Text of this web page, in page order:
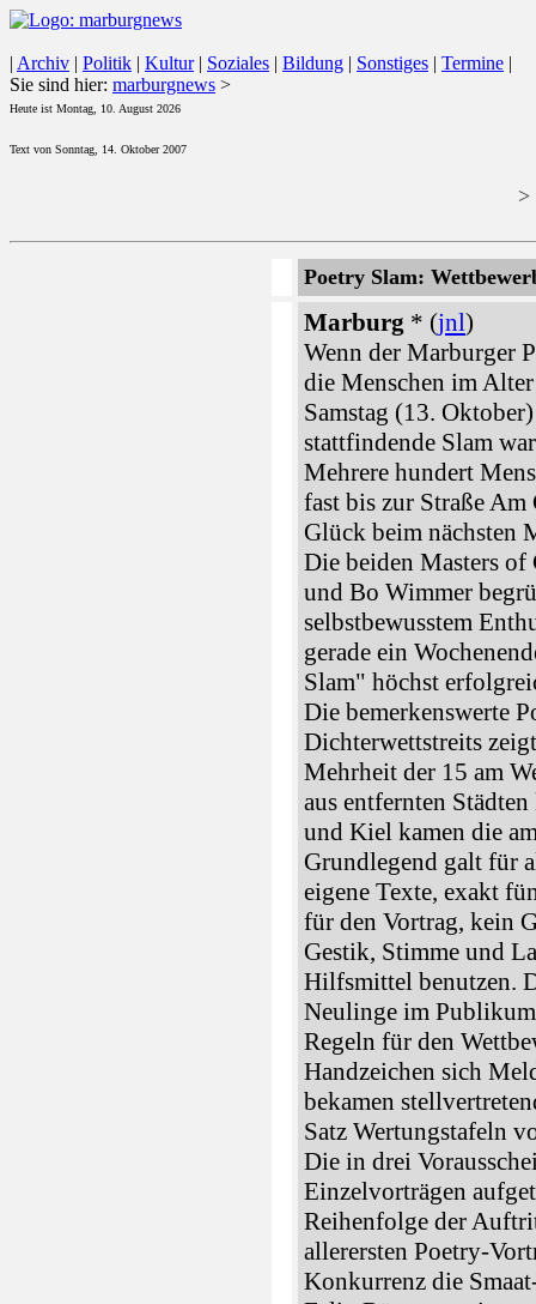
| Archiv | Politik | Kultur| Soziales | Bildung | Sonstiges | Termine |
Sie sind hier: marburgnews >
Heute ist Montag, 10. August 2026
Text von Sonntag, 14. Oktober 2007
>
Poetry Slam:
Marburg * (jnl)
Wenn der Marburger
die Menschen im
Samstag (13.
stattfindende Slam
Mehrere hundert
fast bis zur Straße
Glück beim nächsten
Die beiden Masters
und Bo Wimmer
selbstbewusstem
gerade ein
Slam" höchst
Die bemerkenswerte
Dichterwettstreits
Mehrheit der 15 am
aus entfernten
und Kiel kamen die
Grundlegend galt für
eigene Texte, exakt
für den Vortrag, kein
Gestik, Stimme und
Hilfsmittel benutzen.
Neulinge im
Regeln für den
Handzeichen sich
bekamen
Satz Wertungstafeln
Die in drei
Einzelvorträgen
Reihenfolge der
allerersten Poetry-
Konkurrenz die